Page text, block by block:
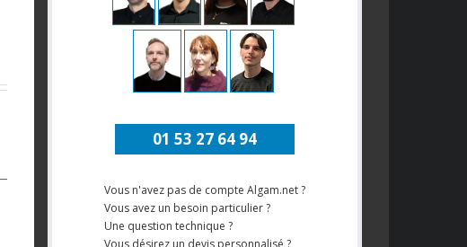
01 53 27 64 94
Vous n'avez pas de compte Algam.net ?
Vous avez un besoin particulier ?
Une question technique ?
Vous désirez un devis personnalisé ?